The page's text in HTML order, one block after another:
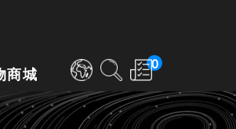
0
商城